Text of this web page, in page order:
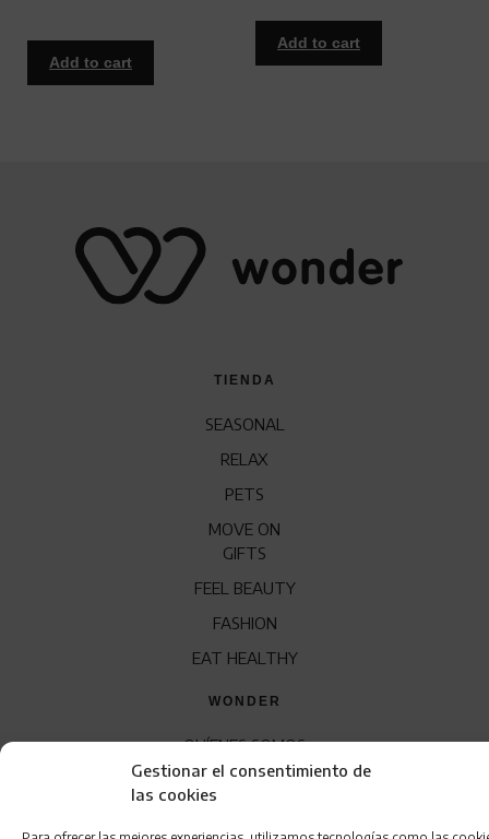
Gestionar el consentimiento de
las cookies
Add to cart
Add to cart
TIENDA
SEASONAL
RELAX
PETS
MOVE ON
GIFTS
FEEL BEAUTY
FASHION
EAT HEALTHY
WONDER
QUÍENES SOMOS
CONTACTO